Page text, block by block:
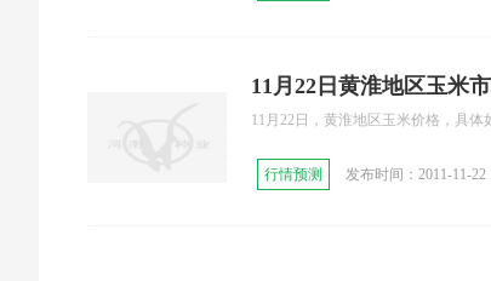
11月22日黄淮地区玉米
11月22日，黄淮地区玉米价格，具
行情预测 发布时间：2011-11-22